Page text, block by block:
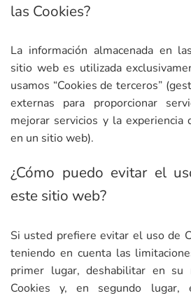
las Cookies?
La información almacenada en
sitio web es utilizada
usamos “Cookies de terceros”
externas para proporcionar
mejorar servicios y la experiencia
en un sitio web).
¿Cómo puedo evitar el
este sitio web?
Si usted prefiere evitar el uso de
teniendo en cuenta las
primer lugar, deshabilitar en su
Cookies y, en segundo lugar,